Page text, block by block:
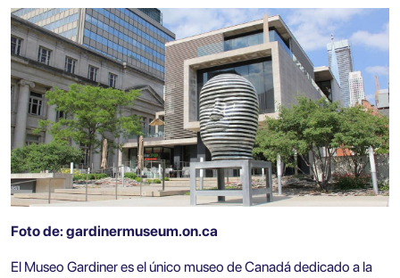
Foto de: gardinermuseum.on.ca
El Museo Gardiner es el único museo de Canadá dedicado a la